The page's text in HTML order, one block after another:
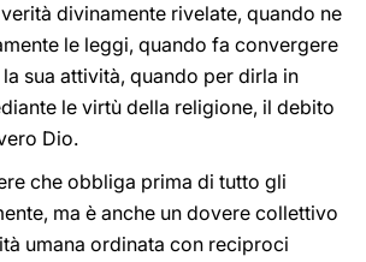
divinamente rivelate, quando ne
le leggi, quando fa convergere
sua attività, quando per dirla in
le virtù della religione, il debito
Dio.
che obbliga prima di tutto gli
ma è anche un dovere collettivo
umana ordinata con reciproci